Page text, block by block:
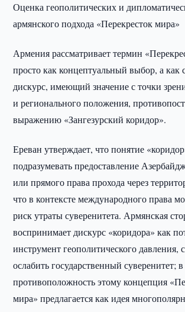
Оценка геополитических и
армянского подхода «Перекресток мира»
Армения рассматривает термин
просто как концептуальный выбор, а как
дискурс, имеющий значение с точки
и регионального положения,
выражению «Зангезурский коридор».
Ереван утверждает, что понятие
подразумевать предоставление
или прямого права прохода через
что в контексте международного права
риск утраты суверенитета. Армянская
воспринимает дискурс «коридора» как
инструмент геополитического давления,
ослабить государственный суверенитет; в
противоположность этому концепция
мира» предлагается как идея